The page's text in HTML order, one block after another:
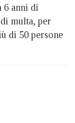
6 anni di
multa, per
di 50 persone